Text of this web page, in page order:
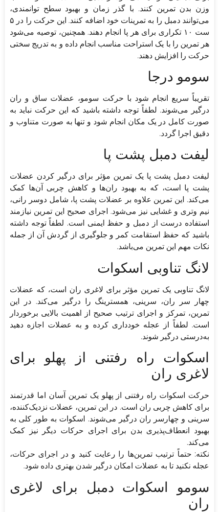
وزن بدن تمرین کنند. با گذر زمان و بهبود سطح توانمندی،
می‌توانند دمبل را به تمرینات خود اضافه کنند. این حرکت را در ۵
ست ۱۰ تکراری برای هر پا انجام دهند. همچنین، توصیه می‌شود
هر تمرین را با یک استراحت مناسب انجام داده و به تدریج سختی
حرکت را افزایش دهند.
سومو درجا
تقریباً سریع انجام شود با حرکت سومو، عضلات ساق و ران
درگیر می‌شوند. لطفاً توجه داشته باشید که این حرکت نباید به
صورت کامل در یک مکان انجام شود و تنها به صورت متناوب و
دقیق اجرا گردد.
لیفت دمبل پشت پا
لیفت دمبل پشت پا یک تمرین مؤثر برای درگیر کردن عضلات
پشت پا است، که به بهبود ران‌ها و کاهش چربی آن‌ها کمک
می‌کند. این تمرین علاوه بر عضلات پشت پا، شامل دوسر رانی،
نیم و‌تری و غشایی نیز می‌شود. اجرای صحیح این تمرین نیازمند
استفاده درست از دمبل و حفظ ایمنی است. لطفاً توجه داشته
باشید که حفظ استقامت کمر و جلوگیری از گردش آن از جمله
نکات مهم این تمرین می‌باشد.
لانگ تناوبی اسکوات
لانگ تناوبی یک تمرین مؤثر برای لاغری ران است، که عضلات
چهار سر ران، سرینی، همسترینگ را درگیر می‌کند. در این
تمرین، تمرکز و اجرای ترتیب صحیح از اهمیت بالایی برخوردار
است. لطفاً از عجله خودداری کرده و به عضلات اجازه دهید
به‌درستی درگیر شوند.
اسکوات راه رفتنی از پهلو برای
لاغری ران
حرکت اسکوات راه رفتنی از پهلو یک تمرین آسان اما قدرتمند
برای کاهش چربی ران است. در این تمرین، عضلات نزدیک‌کننده،
سرینی و چهارسر ران درگیر می‌شوند. اسکوات به ‌طور کلی به
بهبود انعطاف‌پذیری بدن برای اجرای حرکات دیگر نیز کمک
می‌کند.
نکته: حتماً ترتیب تمرین‌ها را رعایت کنید و در اجرای حرکات،
عجله نکنید تا به عضلات امکان درگیر شدن بهتری داده شود.
سومو اسکوات دمبل برای لاغری
ران